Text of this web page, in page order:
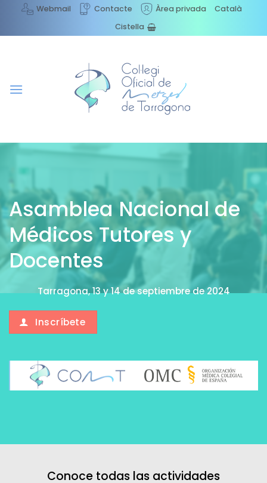
content
Webmail Contacte Àrea privada
Català
Cistella
Asamblea Nacional de
Médicos Tutores y
Docentes
Tarragona, 13 y 14 de septiembre de 2024
Inscríbete
Conoce todas las actividades